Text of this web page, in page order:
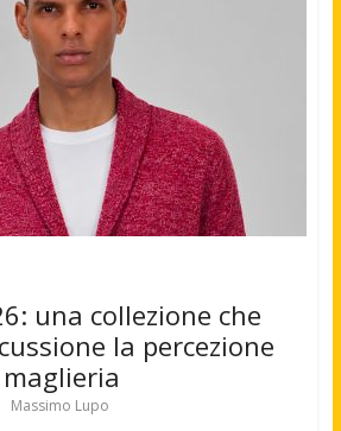
una collezione che
la percezione
Massimo Lupo